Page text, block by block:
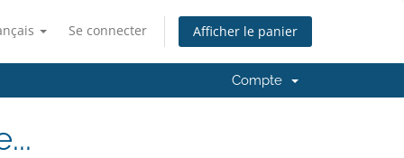
Se connecter Afficher le panier
Compte